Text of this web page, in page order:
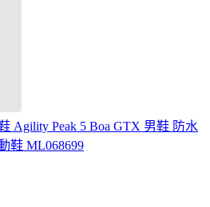
Agility Peak 5 Boa GTX 男鞋 防水
鞋 ML068699